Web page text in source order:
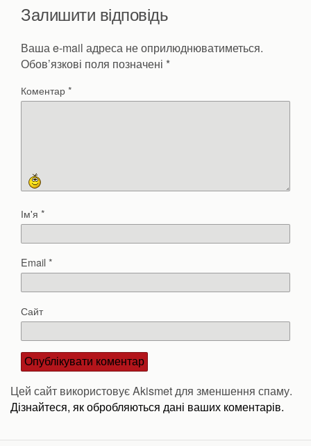
Залишити відповідь
Ваша e-mail адреса не оприлюднюватиметься.
Обов’язкові поля позначені *
Коментар*
Ім'я *
Email*
Сайт
Цей сайт використовує Akismet для зменшення спаму.
Дізнайтеся, як обробляються дані ваших коментарів.